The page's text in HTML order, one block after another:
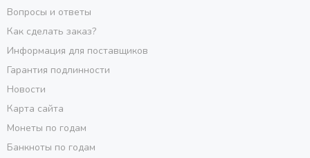
Вопросы и ответы
Как сделать заказ?
Информация для поставщиков
Гарантия подлинности
Новости
Карта сайта
Монеты по годам
Банкноты по годам